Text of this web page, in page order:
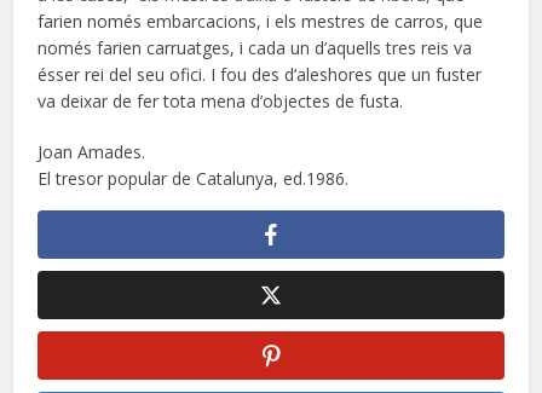
farien només embarcacions, i els mestres de carros, que
només farien carruatges, i cada un d’aquells tres reis va
ésser rei del seu ofici. I fou des d’aleshores que un fuster
va deixar de fer tota mena d’objectes de fusta.
Joan Amades.
El tresor popular de Catalunya, ed.1986.